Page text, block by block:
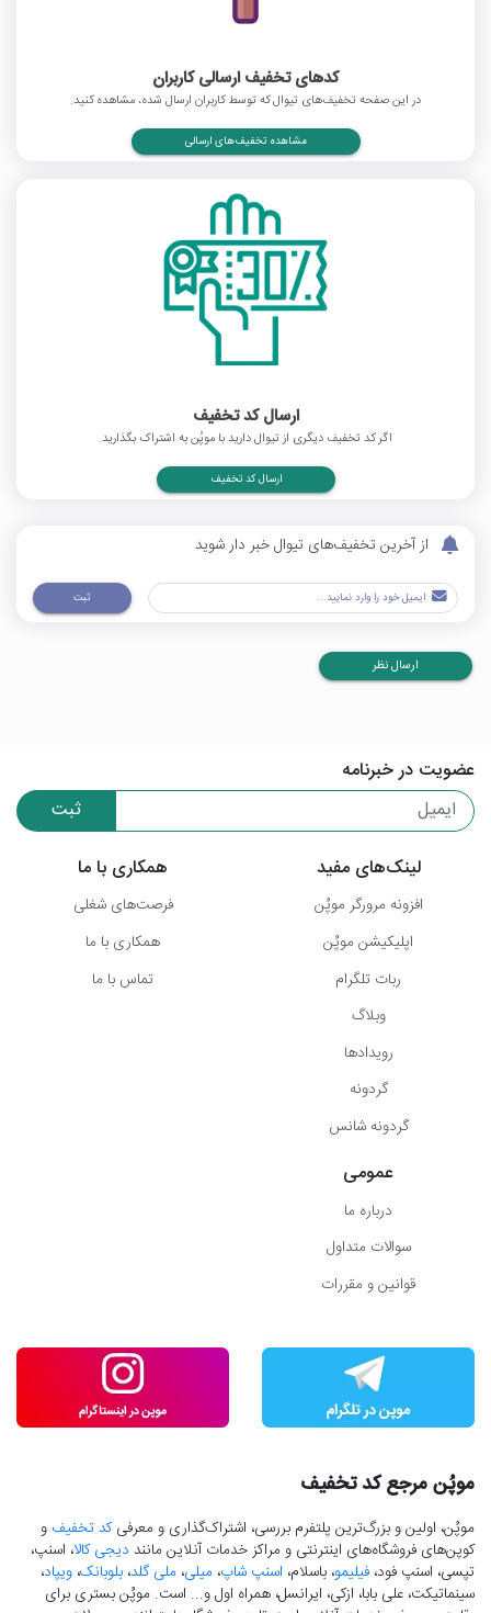
کدهای تخفیف ارسالی کاربران
در این صفحه تخفیف‌های تیوال که توسط کاربران ارسال شده، مشاهده کنید.
مشاهده تخفیف‌های ارسالی
ارسال کد تخفیف
اگر کد تخفیف دیگری از تیوال دارید با موپُن به اشتراک بگذارید.
ارسال کد تخفیف
از آخرین تخفیف‌های تیوال خبر دار شوید
ثبت
ارسال نظر
عضویت در خبرنامه
ثبت
لینک‌های مفید
افزونه مرورگر موپُن
اپلیکیشن موپُن
ربات تلگرام
وبلاگ
رویدادها
گردونه
گردونه شانس
همکاری با ما
فرصت‌های شغلی
همکاری با ما
تماس با ما
عمومی
درباره ما
سوالات متداول
قوانین و مقررات
موپُن مرجع کد تخفیف
موپُن، اولین و بزرگ‌ترین پلتفرم بررسی، اشتراک‌گذاری و معرفیکد تخفیف و
کوپن‌های فروشگاه‌های اینترنتی و مراکز خدمات آنلاین مانند دیجی کالا، اسنپ،
تپسی، اسنپ فود، فیلیمو، باسلام، اسنپ شاپ، میلی، ملی گلد، بلوبانک، ویپاد،
سینماتیکت، علی بابا، ازکی، ایرانسل، همراه اول و... است. موپُن بستری برای